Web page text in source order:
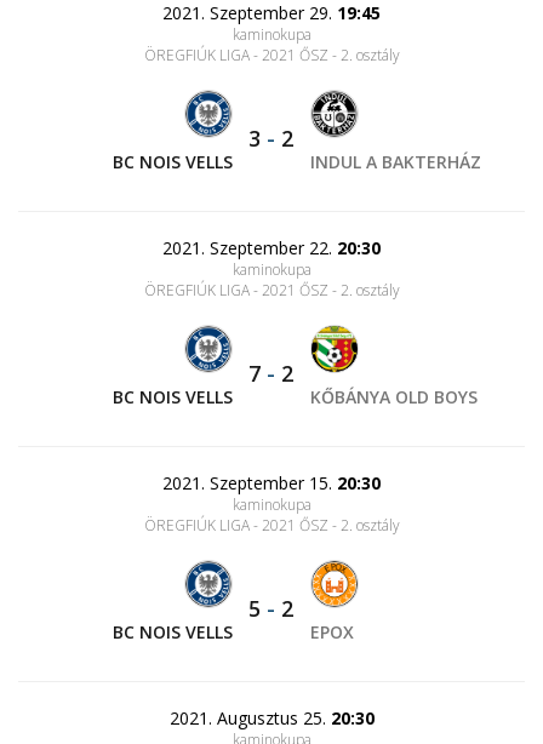
2021. Szeptember 29. 19:45
kaminokupa
ÖREGFIÚK LIGA - 2021 ŐSZ - 2. osztály
BC NOIS VELLS
3 - 2
INDUL A BAKTERHÁZ
2021. Szeptember 22. 20:30
kaminokupa
ÖREGFIÚK LIGA - 2021 ŐSZ - 2. osztály
BC NOIS VELLS
7 - 2
KŐBÁNYA OLD BOYS
2021. Szeptember 15. 20:30
kaminokupa
ÖREGFIÚK LIGA - 2021 ŐSZ - 2. osztály
BC NOIS VELLS
5 - 2
EPOX
2021. Augusztus 25. 20:30